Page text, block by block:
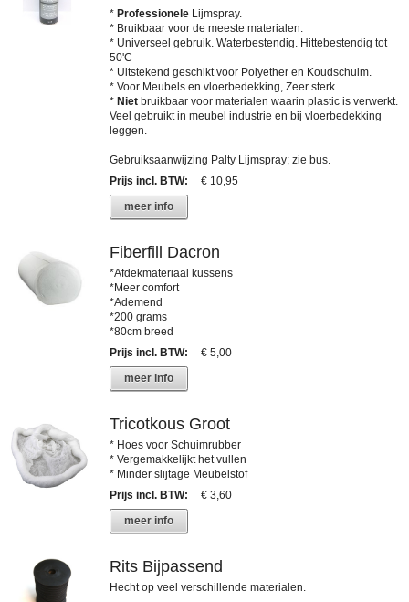
* Professionele Lijmspray.
* Bruikbaar voor de meeste materialen.
* Universeel gebruik. Waterbestendig. Hittebestendig tot
50'C
* Uitstekend geschikt voor Polyether en Koudschuim.
* Voor Meubels en vloerbedekking, Zeer sterk.
* Niet bruikbaar voor materialen waarin plastic is verwerkt.
Veel gebruikt in meubel industrie en bij vloerbedekking
leggen.
Gebruiksaanwijzing Palty Lijmspray; zie bus.
Prijs incl. BTW:
€ 10,95
meer info
Fiberfill Dacron
*Afdekmateriaal kussens
*Meer comfort
*Ademend
*200 grams
*80cm breed
Prijs incl. BTW:
€ 5,00
meer info
Tricotkous Groot
* Hoes voor Schuimrubber
* Vergemakkelijkt het vullen
* Minder slijtage Meubelstof
Prijs incl. BTW:
€ 3,60
meer info
Rits Bijpassend
Hecht op veel verschillende materialen.